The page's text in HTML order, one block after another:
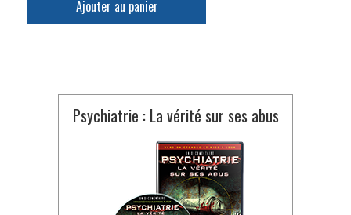
Ajouter au panier
Psychiatrie : La vérité sur ses abus